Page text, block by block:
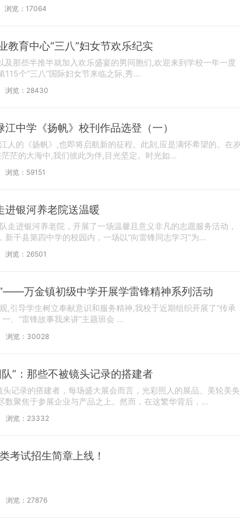
浏览：17064
教育中心“三八”妇女节欢乐纪实
及那些半推半就加入欢乐盛宴的男同胞们,欢迎来到学校一年一度
个“三八”国际妇女节来临之际,秀...
浏览：28430
中学《扬帆》校刊作品选登（一）
人的《扬帆》,也即将启航新的征程。此刻,应是满怀希望的。在
茫的大海中,我们彼此为伴,目光坚定。时光如...
浏览：59151
进银河养老院送温暖
走进银河养老院，开展了一场温馨且意义非凡的志愿服务活动，
干县第四中学的校园内，一场以“向雷锋同志学习”为...
浏览：26501
万金镇初级中学开展学雷锋精神系列活动
,引导学生树立奉献意识和服务精神,我校于近期组织开展了“传承
、“雷锋故事我来讲”主题班会 ...
浏览：30028
”：那些不被镜头记录的搭建者
头记录的搭建者，每场盛大展会而言，光彩照人的展品、美轮美奂
数聚焦于参展企业与产品之上。然而，在这繁华背后，...
浏览：23332
考试招生简章上线！
浏览：27876